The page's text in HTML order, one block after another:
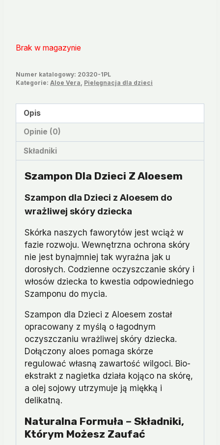
Brak w magazynie
Numer katalogowy: 20320-1PL
Kategorie: Aloe Vera, Pielęgnacja dla dzieci
Opis
Opinie (0)
Składniki
Szampon Dla Dzieci Z Aloesem
Szampon dla Dzieci z Aloesem do
wrażliwej skóry dziecka
Skórka naszych faworytów jest wciąż w
fazie rozwoju. Wewnętrzna ochrona skóry
nie jest bynajmniej tak wyraźna jak u
dorosłych. Codzienne oczyszczanie skóry i
włosów dziecka to kwestia odpowiedniego
Szamponu do mycia.
Szampon dla Dzieci z Aloesem został
opracowany z myślą o łagodnym
oczyszczaniu wrażliwej skóry dziecka.
Dołączony aloes pomaga skórze
regulować własną zawartość wilgoci. Bio-
ekstrakt z nagietka działa kojąco na skórę,
a olej sojowy utrzymuje ją miękką i
delikatną.
Naturalna Formuła – Składniki,
Którym Możesz Zaufać